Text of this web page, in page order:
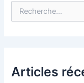
c
h
Articles